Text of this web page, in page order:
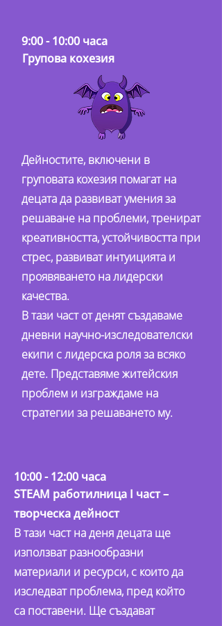
9:00 - 10:00 часа
Групова кохезия
Дейностите, включени в
груповата кохезия помагат на
децата да развиват умения за
решаване на проблеми, тренират
креативността, устойчивостта при
стрес, развиват интуицията и
проявяването на лидерски
качества.
В тази част от денят създаваме
дневни научно-изследователски
екипи с лидерска роля за всяко
дете. Представяме житейския
проблем и изграждаме на
стратегии за решаването му.
10:00 - 12:00 часа
STEAM работилница I част –
творческа дейност
В тази част на деня децата ще
използват разнообразни
материали и ресурси, с които да
изследват проблема, пред който
са поставени. Ще създават